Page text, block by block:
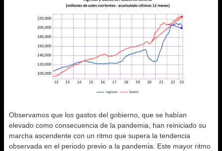
Observamos que los gastos del gobierno, que se habían
elevado como consecuencia de la pandemia, han reiniciado su
marcha ascendente con un ritmo que supera la tendencia
observada en el periodo previo a la pandemia. Este mayor ritmo